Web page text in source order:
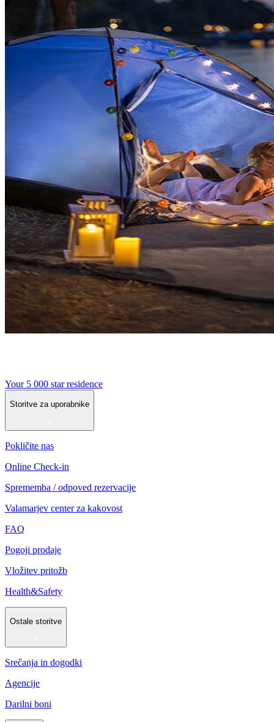
Your 5 000 star residence
Storitve za uporabnike
Pokličite nas
Online Check-in
Sprememba / odpoved rezervacije
Valamarjev center za kakovost
FAQ
Pogoji prodaje
Vložitev pritožb
Health&Safety
Ostale storitve
Srečanja in dogodki
Agencije
Darilni boni